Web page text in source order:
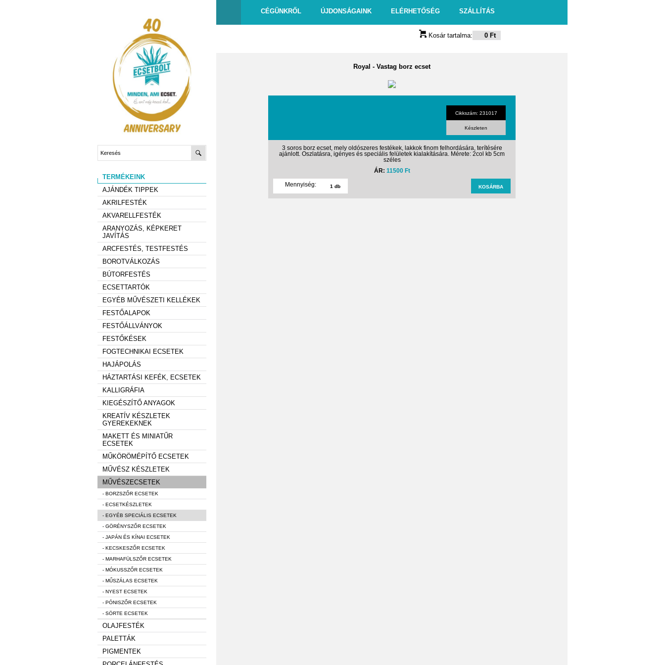
TERMÉKEINK
AJÁNDÉK TIPPEK
AKRILFESTÉK
AKVARELLFESTÉK
ARANYOZÁS, KÉPKERET
JAVÍTÁS
ARCFESTÉS, TESTFESTÉS
BOROTVÁLKOZÁS
BÚTORFESTÉS
ECSETTARTÓK
EGYÉB MŰVÉSZETI KELLÉKEK
FESTŐALAPOK
FESTŐÁLLVÁNYOK
FESTŐKÉSEK
FOGTECHNIKAI ECSETEK
HAJÁPOLÁS
HÁZTARTÁSI KEFÉK, ECSETEK
KALLIGRÁFIA
KIEGÉSZÍTŐ ANYAGOK
KREATÍV KÉSZLETEK
GYEREKEKNEK
MAKETT ÉS MINIATŰR
ECSETEK
MŰKÖRÖMÉPÍTŐ ECSETEK
MŰVÉSZ KÉSZLETEK
MŰVÉSZECSETEK
- BORZSZŐR ECSETEK
- ECSETKÉSZLETEK
- EGYÉB SPECIÁLIS ECSETEK
- GÖRÉNYSZŐR ECSETEK
- JAPÁN ÉS KÍNAI ECSETEK
- KECSKESZŐR ECSETEK
- MARHAFÜLSZŐR ECSETEK
- MÓKUSSZŐR ECSETEK
- MŰSZÁLAS ECSETEK
- NYEST ECSETEK
- PÓNISZŐR ECSETEK
- SÖRTE ECSETEK
OLAJFESTÉK
PALETTÁK
PIGMENTEK
CÉGÜNKRŐL ÚJDONSÁGAINK ELÉRHETŐSÉG SZÁLLÍTÁS
Kosár tartalma: 0 Ft
Royal - Vastag borz ecset
Cikkszám: 231017
Készleten
3 soros borz ecset, mely oldószeres festékek, lakkok finom felhordására, terítésére
ajánlott. Oszlatásra, igényes és speciális felületek kialakítására. Mérete: 2col kb 5cm
széles
ÁR: 11500 Ft
Mennyiség: